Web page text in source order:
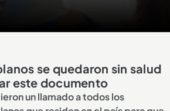
se quedaron sin salud
este documento
un llamado a todos los